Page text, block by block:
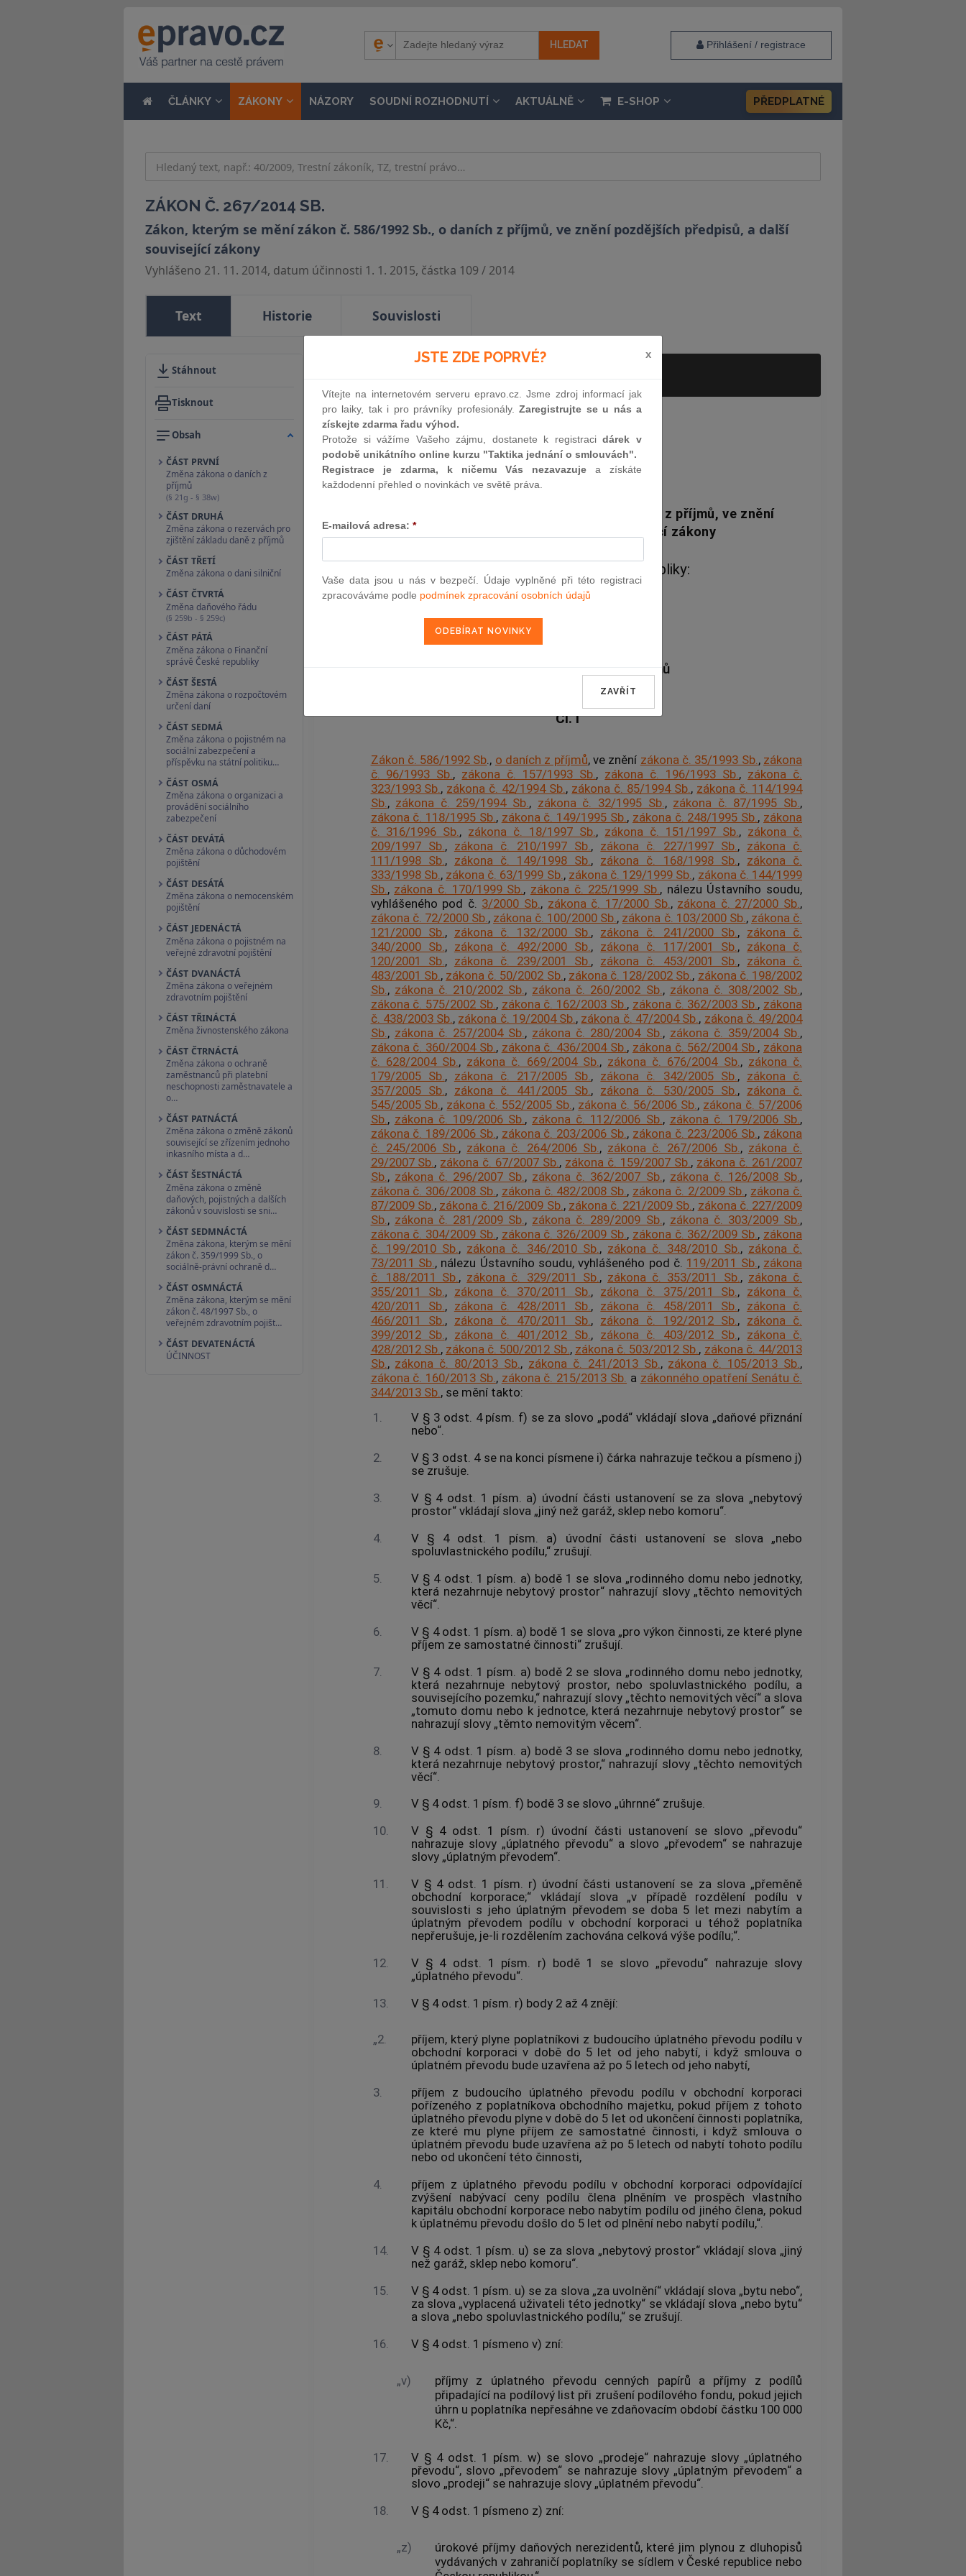
Přihlášení / registrace
ČLÁNKY ZÁKONY NÁZORY SOUDNÍ ROZHODNUTÍ AKTUÁLNĚ E-SHOP PŘEDPLATNÉ
ZÁKON Č. 267/2014 SB.
Zákon, kterým se mění zákon č. 586/1992 Sb., o daních z příjmů, ve znění pozdějších předpisů, a další
související zákony
Vyhlášeno 21. 11. 2014, datum účinnosti 1. 1. 2015, částka 109 / 2014
Text Historie Souvislosti
Stáhnout
Tisknout
Obsah
ČÁST PRVNÍ
Změna zákona o daních z
příjmů
(§ 21g - § 38w)
ČÁST DRUHÁ
Změna zákona o rezervách pro
zjištění základu daně z příjmů
ČÁST TŘETÍ
Změna zákona o dani silniční
ČÁST ČTVRTÁ
Změna daňového řádu
(§ 259b - § 259c)
ČÁST PÁTÁ
Změna zákona o Finanční
správě České republiky
ČÁST ŠESTÁ
Změna zákona o rozpočtovém
určení daní
ČÁST SEDMÁ
Změna zákona o pojistném na
sociální zabezpečení a
příspěvku na státní politiku…
ČÁST OSMÁ
Změna zákona o organizaci a
provádění sociálního
zabezpečení
ČÁST DEVÁTÁ
Změna zákona o důchodovém
pojištění
ČÁST DESÁTÁ
Změna zákona o nemocenském
pojištění
ČÁST JEDENÁCTÁ
Změna zákona o pojistném na
veřejné zdravotní pojištění
ČÁST DVANÁCTÁ
Změna zákona o veřejném
zdravotním pojištění
ČÁST TŘINÁCTÁ
Změna živnostenského zákona
ČÁST ČTRNÁCTÁ
Změna zákona o ochraně
zaměstnanců při platební
neschopnosti zaměstnavatele a
o…
ČÁST PATNÁCTÁ
Změna zákona o změně zákonů
související se zřízením jednoho
inkasního místa a d…
ČÁST ŠESTNÁCTÁ
Změna zákona o změně
daňových, pojistných a dalších
zákonů v souvislosti se sni…
ČÁST SEDMNÁCTÁ
Změna zákona, kterým se mění
zákon č. 359/1999 Sb., o
sociálně-právní ochraně d…
ČÁST OSMNÁCTÁ
Změna zákona, kterým se mění
zákon č. 48/1997 Sb., o
veřejném zdravotním pojišt…
ČÁST DEVATENÁCTÁ
ÚČINNOST
ZÁKON
ze dne 23. října 2014,
kterým se mění zákon č. 586/1992 Sb., o daních z příjmů, ve znění
pozdějších předpisů, a další související zákony
Parlament se usnesl na tomto zákoně České republiky:
ČÁST PRVNÍ
Změna zákona o daních z příjmů
Čl. I
Zákon č. 586/1992 Sb., o daních z příjmů, ve znění zákona č. 35/1993 Sb., zákona
č. 96/1993 Sb., zákona č. 157/1993 Sb., zákona č. 196/1993 Sb., zákona č.
323/1993 Sb., zákona č. 42/1994 Sb., zákona č. 85/1994 Sb., zákona č. 114/1994
Sb., zákona č. 259/1994 Sb., zákona č. 32/1995 Sb., zákona č. 87/1995 Sb.,
zákona č. 118/1995 Sb., zákona č. 149/1995 Sb., zákona č. 248/1995 Sb., zákona
č. 316/1996 Sb., zákona č. 18/1997 Sb., zákona č. 151/1997 Sb., zákona č.
209/1997 Sb., zákona č. 210/1997 Sb., zákona č. 227/1997 Sb., zákona č.
111/1998 Sb., zákona č. 149/1998 Sb., zákona č. 168/1998 Sb., zákona č.
333/1998 Sb., zákona č. 63/1999 Sb., zákona č. 129/1999 Sb., zákona č. 144/1999
Sb., zákona č. 170/1999 Sb., zákona č. 225/1999 Sb., nálezu Ústavního soudu,
vyhlášeného pod č. 3/2000 Sb., zákona č. 17/2000 Sb., zákona č. 27/2000 Sb.,
zákona č. 72/2000 Sb., zákona č. 100/2000 Sb., zákona č. 103/2000 Sb., zákona č.
121/2000 Sb., zákona č. 132/2000 Sb., zákona č. 241/2000 Sb., zákona č.
340/2000 Sb., zákona č. 492/2000 Sb., zákona č. 117/2001 Sb., zákona č.
120/2001 Sb., zákona č. 239/2001 Sb., zákona č. 453/2001 Sb., zákona č.
483/2001 Sb., zákona č. 50/2002 Sb., zákona č. 128/2002 Sb., zákona č. 198/2002
Sb., zákona č. 210/2002 Sb., zákona č. 260/2002 Sb., zákona č. 308/2002 Sb.,
zákona č. 575/2002 Sb., zákona č. 162/2003 Sb., zákona č. 362/2003 Sb., zákona
č. 438/2003 Sb., zákona č. 19/2004 Sb., zákona č. 47/2004 Sb., zákona č. 49/2004
Sb., zákona č. 257/2004 Sb., zákona č. 280/2004 Sb., zákona č. 359/2004 Sb.,
zákona č. 360/2004 Sb., zákona č. 436/2004 Sb., zákona č. 562/2004 Sb., zákona
č. 628/2004 Sb., zákona č. 669/2004 Sb., zákona č. 676/2004 Sb., zákona č.
179/2005 Sb., zákona č. 217/2005 Sb., zákona č. 342/2005 Sb., zákona č.
357/2005 Sb., zákona č. 441/2005 Sb., zákona č. 530/2005 Sb., zákona č.
545/2005 Sb., zákona č. 552/2005 Sb., zákona č. 56/2006 Sb., zákona č. 57/2006
Sb., zákona č. 109/2006 Sb., zákona č. 112/2006 Sb., zákona č. 179/2006 Sb.,
zákona č. 189/2006 Sb., zákona č. 203/2006 Sb., zákona č. 223/2006 Sb., zákona
č. 245/2006 Sb., zákona č. 264/2006 Sb., zákona č. 267/2006 Sb., zákona č.
29/2007 Sb., zákona č. 67/2007 Sb., zákona č. 159/2007 Sb., zákona č. 261/2007
Sb., zákona č. 296/2007 Sb., zákona č. 362/2007 Sb., zákona č. 126/2008 Sb.,
zákona č. 306/2008 Sb., zákona č. 482/2008 Sb., zákona č. 2/2009 Sb., zákona č.
87/2009 Sb., zákona č. 216/2009 Sb., zákona č. 221/2009 Sb., zákona č. 227/2009
Sb., zákona č. 281/2009 Sb., zákona č. 289/2009 Sb., zákona č. 303/2009 Sb.,
zákona č. 304/2009 Sb., zákona č. 326/2009 Sb., zákona č. 362/2009 Sb., zákona
č. 199/2010 Sb., zákona č. 346/2010 Sb., zákona č. 348/2010 Sb., zákona č.
73/2011 Sb., nálezu Ústavního soudu, vyhlášeného pod č. 119/2011 Sb., zákona
č. 188/2011 Sb., zákona č. 329/2011 Sb., zákona č. 353/2011 Sb., zákona č.
355/2011 Sb., zákona č. 370/2011 Sb., zákona č. 375/2011 Sb., zákona č.
420/2011 Sb., zákona č. 428/2011 Sb., zákona č. 458/2011 Sb., zákona č.
466/2011 Sb., zákona č. 470/2011 Sb., zákona č. 192/2012 Sb., zákona č.
399/2012 Sb., zákona č. 401/2012 Sb., zákona č. 403/2012 Sb., zákona č.
428/2012 Sb., zákona č. 500/2012 Sb., zákona č. 503/2012 Sb., zákona č. 44/2013
Sb., zákona č. 80/2013 Sb., zákona č. 241/2013 Sb., zákona č. 105/2013 Sb.,
zákona č. 160/2013 Sb., zákona č. 215/2013 Sb. a zákonného opatření Senátu č.
344/2013 Sb., se mění takto:
1.
V § 3 odst. 4 písm. f) se za slovo „podá“ vkládají slova „daňové přiznání
nebo“.
2.
V § 3 odst. 4 se na konci písmene i) čárka nahrazuje tečkou a písmeno j)
se zrušuje.
3.
V § 4 odst. 1 písm. a) úvodní části ustanovení se za slova „nebytový
prostor“ vkládají slova „jiný než garáž, sklep nebo komoru“.
4.
V § 4 odst. 1 písm. a) úvodní části ustanovení se slova „nebo
spoluvlastnického podílu,“ zrušují.
5.
V § 4 odst. 1 písm. a) bodě 1 se slova „rodinného domu nebo jednotky,
která nezahrnuje nebytový prostor“ nahrazují slovy „těchto nemovitých
věcí“.
6.
V § 4 odst. 1 písm. a) bodě 1 se slova „pro výkon činnosti, ze které plyne
příjem ze samostatné činnosti“ zrušují.
7.
V § 4 odst. 1 písm. a) bodě 2 se slova „rodinného domu nebo jednotky,
která nezahrnuje nebytový prostor, nebo spoluvlastnického podílu, a
souvisejícího pozemku,“ nahrazují slovy „těchto nemovitých věcí“ a slova
„tomuto domu nebo k jednotce, která nezahrnuje nebytový prostor“ se
nahrazují slovy „těmto nemovitým věcem“.
8.
V § 4 odst. 1 písm. a) bodě 3 se slova „rodinného domu nebo jednotky,
která nezahrnuje nebytový prostor,“ nahrazují slovy „těchto nemovitých
věcí“.
9.
V § 4 odst. 1 písm. f) bodě 3 se slovo „úhrnné“ zrušuje.
10.
V § 4 odst. 1 písm. r) úvodní části ustanovení se slovo „převodu“
nahrazuje slovy „úplatného převodu“ a slovo „převodem“ se nahrazuje
slovy „úplatným převodem“.
11.
V § 4 odst. 1 písm. r) úvodní části ustanovení se za slova „přeměně
obchodní korporace;“ vkládají slova „v případě rozdělení podílu v
souvislosti s jeho úplatným převodem se doba 5 let mezi nabytím a
úplatným převodem podílu v obchodní korporaci u téhož poplatníka
nepřerušuje, je-li rozdělením zachována celková výše podílu;“.
12.
V § 4 odst. 1 písm. r) bodě 1 se slovo „převodu“ nahrazuje slovy
„úplatného převodu“.
13.
V § 4 odst. 1 písm. r) body 2 až 4 znějí:
„2.
příjem, který plyne poplatníkovi z budoucího úplatného převodu podílu v
obchodní korporaci v době do 5 let od jeho nabytí, i když smlouva o
úplatném převodu bude uzavřena až po 5 letech od jeho nabytí,
3.
příjem z budoucího úplatného převodu podílu v obchodní korporaci
pořízeného z poplatníkova obchodního majetku, pokud příjem z tohoto
úplatného převodu plyne v době do 5 let od ukončení činnosti poplatníka,
ze které mu plyne příjem ze samostatné činnosti, i když smlouva o
úplatném převodu bude uzavřena až po 5 letech od nabytí tohoto podílu
nebo od ukončení této činnosti,
4.
příjem z úplatného převodu podílu v obchodní korporaci odpovídající
zvýšení nabývací ceny podílu člena plněním ve prospěch vlastního
kapitálu obchodní korporace nebo nabytím podílu od jiného člena, pokud
k úplatnému převodu došlo do 5 let od plnění nebo nabytí podílu,“.
14.
V § 4 odst. 1 písm. u) se za slova „nebytový prostor“ vkládají slova „jiný
než garáž, sklep nebo komoru“.
15.
V § 4 odst. 1 písm. u) se za slova „za uvolnění“ vkládají slova „bytu nebo“,
za slova „vyplacená uživateli této jednotky“ se vkládají slova „nebo bytu“
a slova „nebo spoluvlastnického podílu,“ se zrušují.
16.
V § 4 odst. 1 písmeno v) zní:
„v)
příjmy z úplatného převodu cenných papírů a příjmy z podílů
připadající na podílový list při zrušení podílového fondu, pokud jejich
úhrn u poplatníka nepřesáhne ve zdaňovacím období částku 100 000
Kč,“.
17.
V § 4 odst. 1 písm. w) se slovo „prodeje“ nahrazuje slovy „úplatného
převodu“, slovo „převodem“ se nahrazuje slovy „úplatným převodem“ a
slovo „prodeji“ se nahrazuje slovy „úplatném převodu“.
18.
V § 4 odst. 1 písmeno z) zní:
„z)
úrokové příjmy daňových nerezidentů, které jim plynou z dluhopisů
vydávaných v zahraničí poplatníky se sídlem v České republice nebo
JSTE ZDE POPRVÉ? x
Vítejte na internetovém serveru epravo.cz. Jsme zdroj informací jak
pro laiky, tak i pro právníky profesionály.Zaregistrujte se u nás a
získejte zdarma řadu výhod.
Protože si vážíme Vašeho zájmu, dostanete k registracidárek v
podobě unikátního online kurzu "Taktika jednání o smlouvách".
Registrace je zdarma, k ničemu Vás nezavazuje a získáte
každodenní přehled o novinkách ve světě práva.
E-mailová adresa: *
Vaše data jsou u nás v bezpečí. Údaje vyplněné při této registraci
zpracováváme podle podmínek zpracování osobních údajů
ZAVŘÍT